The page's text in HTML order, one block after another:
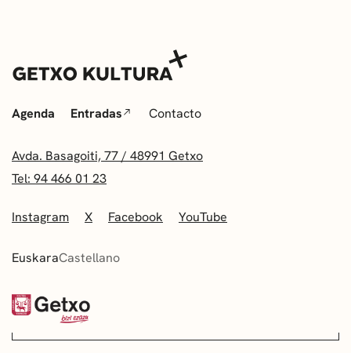
Agenda Entradas Contacto
Avda. Basagoiti, 77 / 48991 Getxo
Tel: 94 466 01 23
Instagram X Facebook YouTube
EuskaraCastellano